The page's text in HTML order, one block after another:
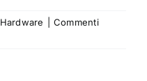
Hardware
Commenti